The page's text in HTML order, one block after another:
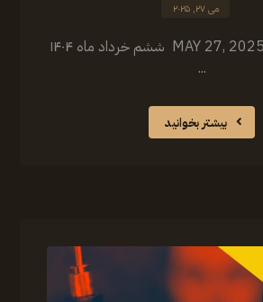
می ۲۷, ۲۰۲۵
‏‎با علیرضا میبدی MAY 27, 2025 ششم خرداد ماه ۱۴۰۴
...
بیشتر بخوانید